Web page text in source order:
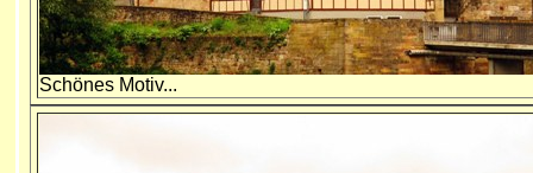
Schönes Motiv...